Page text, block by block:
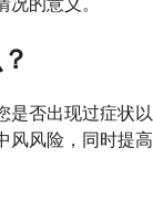
是否出现过症状以
风风险，同时提高